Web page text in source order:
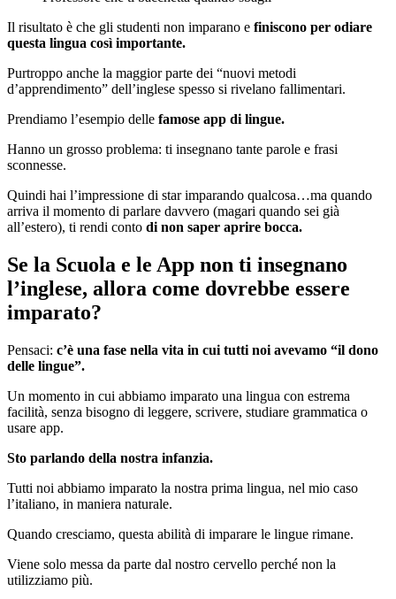
Il risultato è che gli studenti non imparano e finiscono per odiare
questa lingua così importante.
Purtroppo anche la maggior parte dei “nuovi metodi
d’apprendimento” dell’inglese spesso si rivelano fallimentari.
Prendiamo l’esempio delle famose app di lingue.
Hanno un grosso problema: ti insegnano tante parole e frasi
sconnesse.
Quindi hai l’impressione di star imparando qualcosa…ma quando
arriva il momento di parlare davvero (magari quando sei già
all’estero), ti rendi conto di non saper aprire bocca.
Se la Scuola e le App non ti insegnano
l’inglese, allora come dovrebbe essere
imparato?
Pensaci: c’è una fase nella vita in cui tutti noi avevamo “il dono
delle lingue”.
Un momento in cui abbiamo imparato una lingua con estrema
facilità, senza bisogno di leggere, scrivere, studiare grammatica o
usare app.
Sto parlando della nostra infanzia.
Tutti noi abbiamo imparato la nostra prima lingua, nel mio caso
l’italiano, in maniera naturale.
Quando cresciamo, questa abilità di imparare le lingue rimane.
Viene solo messa da parte dal nostro cervello perché non la
utilizziamo più.